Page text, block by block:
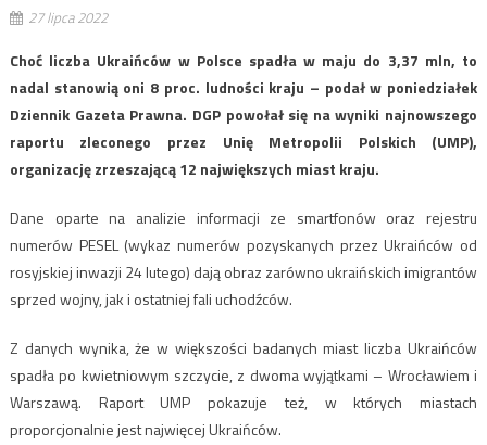
27 lipca 2022
Choć liczba Ukraińców w Polsce spadła w maju do 3,37 mln, to
nadal stanowią oni 8 proc. ludności kraju – podał w poniedziałek
Dziennik Gazeta Prawna. DGP powołał się na wyniki najnowszego
raportu zleconego przez Unię Metropolii Polskich (UMP),
organizację zrzeszającą 12 największych miast kraju.
Dane oparte na analizie informacji ze smartfonów oraz rejestru
numerów PESEL (wykaz numerów pozyskanych przez Ukraińców od
rosyjskiej inwazji 24 lutego) dają obraz zarówno ukraińskich imigrantów
sprzed wojny, jak i ostatniej fali uchodźców.
Z danych wynika, że ​​w większości badanych miast liczba Ukraińców
spadła po kwietniowym szczycie, z dwoma wyjątkami – Wrocławiem i
Warszawą. Raport UMP pokazuje też, w których miastach
proporcjonalnie jest najwięcej Ukraińców.